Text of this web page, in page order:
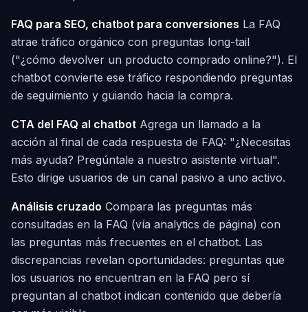
FAQ para SEO, chatbot para conversiones La FAQ
atrae tráfico orgánico con preguntas long-tail
("¿cómo devolver un producto comprado online?"). El
chatbot convierte ese tráfico respondiendo preguntas
de seguimiento y guiando hacia la compra.
CTA del FAQ al chatbot Agrega un llamado a la
acción al final de cada respuesta de FAQ: "¿Necesitas
más ayuda? Pregúntale a nuestro asistente virtual".
Esto dirige usuarios de un canal pasivo a uno activo.
Análisis cruzado Compara las preguntas más
consultadas en la FAQ (vía analytics de página) con
las preguntas más frecuentes en el chatbot. Las
discrepancias revelan oportunidades: preguntas que
los usuarios no encuentran en la FAQ pero sí
preguntan al chatbot indican contenido que debería